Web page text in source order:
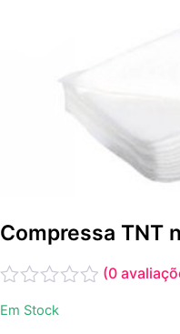
Compressa TNT
0
(0
Em Stock